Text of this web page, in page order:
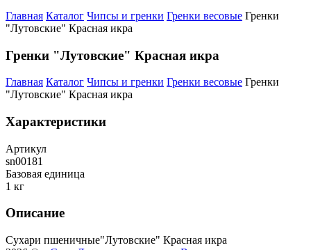
Главная Каталог Чипсы и гренки Гренки весовые Гренки
"Лутовские" Красная икра
Гренки "Лутовские" Красная икра
Главная Каталог Чипсы и гренки Гренки весовые Гренки
"Лутовские" Красная икра
Характеристики
Артикул
sn00181
Базовая единица
1 кг
Описание
Сухари пшеничные"Лутовские" Красная икра